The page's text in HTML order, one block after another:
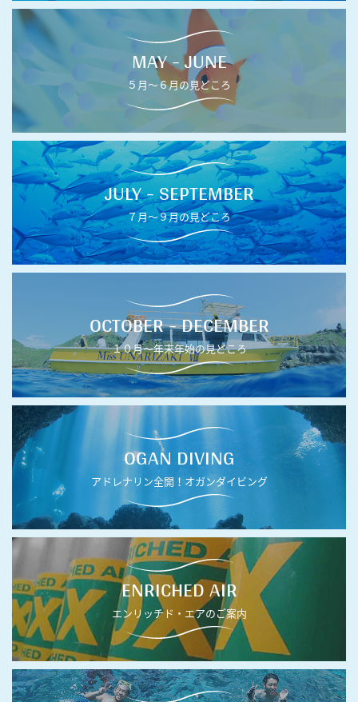
MAY - JUNE
５月〜６月の見どころ
JULY - SEPTEMBER
７月〜９月の見どころ
OCTOBER - DECEMBER
１０月〜年末年始の見どころ
OGAN DIVING
アドレナリン全開！オガンダイビング
ENRICHED AIR
エンリッチド・エアのご案内